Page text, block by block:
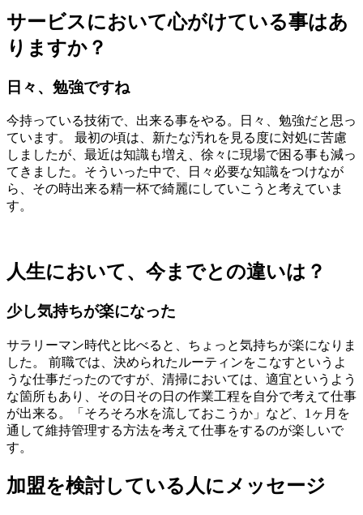
サービスにおいて心がけている事はあ
りますか？
日々、勉強ですね
今持っている技術で、出来る事をやる。日々、勉強だと思っ
ています。 最初の頃は、新たな汚れを見る度に対処に苦慮
しましたが、最近は知識も増え、徐々に現場で困る事も減っ
てきました。そういった中で、日々必要な知識をつけなが
ら、その時出来る精一杯で綺麗にしていこうと考えていま
す。
人生において、今までとの違いは？
少し気持ちが楽になった
サラリーマン時代と比べると、ちょっと気持ちが楽になりま
した。 前職では、決められたルーティンをこなすというよ
うな仕事だったのですが、清掃においては、適宜というよう
な箇所もあり、その日その日の作業工程を自分で考えて仕事
が出来る。「そろそろ水を流しておこうか」など、1ヶ月を
通して維持管理する方法を考えて仕事をするのが楽しいで
す。
加盟を検討している人にメッセージ